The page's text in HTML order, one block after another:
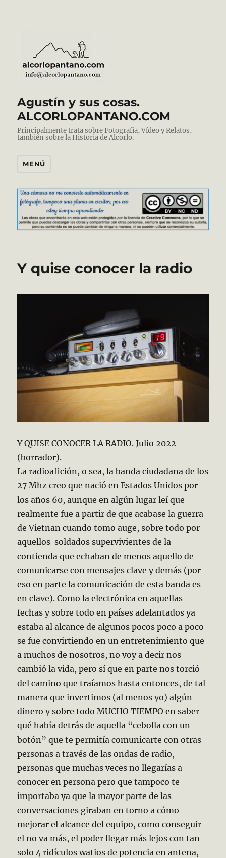
Agustín y sus cosas.
ALCORLOPANTANO.COM
Principalmente trata sobre Fotografía, Vídeo y Relatos,
también sobre la Historia de Alcorlo.
MENÚ
Y quise conocer la radio
Y QUISE CONOCER LA RADIO. Julio 2022
(borrador).
La radioafición, o sea, la banda ciudadana de los
27 Mhz creo que nació en Estados Unidos por
los años 60, aunque en algún lugar leí que
realmente fue a partir de que acabase la guerra
de Vietnan cuando tomo auge, sobre todo por
aquellos soldados supervivientes de la
contienda que echaban de menos aquello de
comunicarse con mensajes clave y demás (por
eso en parte la comunicación de esta banda es
en clave). Como la electrónica en aquellas
fechas y sobre todo en países adelantados ya
estaba al alcance de algunos pocos poco a poco
se fue convirtiendo en un entretenimiento que
a muchos de nosotros, no voy a decir nos
cambió la vida, pero sí que en parte nos torció
del camino que traíamos hasta entonces, de tal
manera que invertimos (al menos yo) algún
dinero y sobre todo MUCHO TIEMPO en saber
qué había detrás de aquella “cebolla con un
botón” que te permitía comunicarte con otras
personas a través de las ondas de radio,
personas que muchas veces no llegarías a
conocer en persona pero que tampoco te
importaba ya que la mayor parte de las
conversaciones giraban en torno a cómo
mejorar el alcance del equipo, como conseguir
el no va más, el poder llegar más lejos con tan
solo 4 ridículos watios de potencia en antena,